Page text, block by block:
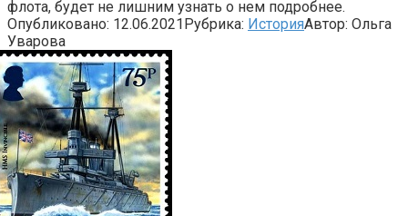
флота, будет не лишним узнать о нем подробнее.
Опубликовано: 12.06.2021Рубрика: ИсторияАвтор: Ольга
Уварова